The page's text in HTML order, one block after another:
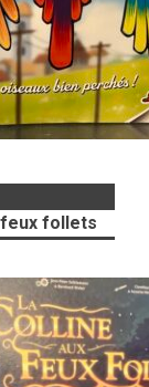
follets